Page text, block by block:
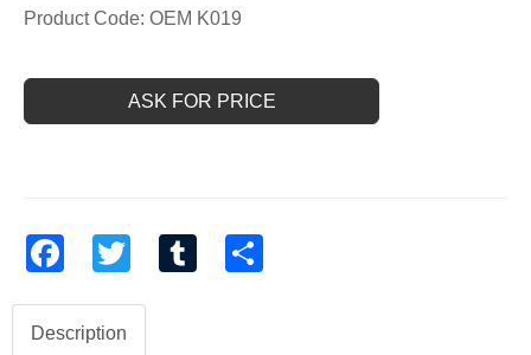
Product Code: OEM K019
ASK FOR PRICE
FacebookTwitter Tumblr
Description